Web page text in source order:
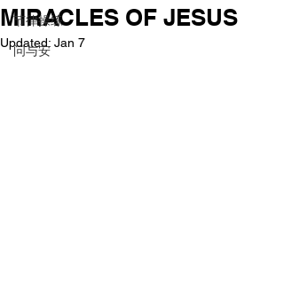
节律操练
问与安
MIRACLES OF JESUS
Updated: Jan 7